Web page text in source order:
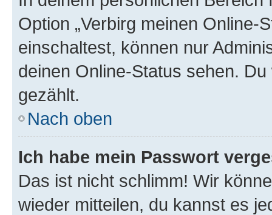
Option „Verbirg meinen Online-
einschaltest, können nur
deinen Online-Status sehen.
gezählt.
Nach oben
Ich habe mein Passwort
Das ist nicht schlimm! Wir
wieder mitteilen, du kannst es